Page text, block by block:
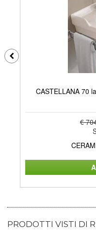
CASTELLANA 70
€
PRODOTTI VISTI DI